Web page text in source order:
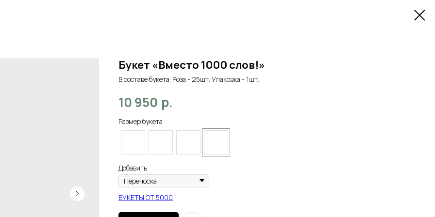
Букет «Вместо 1000 слов!»
В составе букета: Роза - 25шт. Упаковка - 1шт.
10 950 р.
Размер букета
Добавить:
БУКЕТЫ ОТ 5000